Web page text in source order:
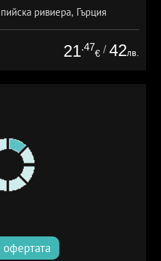
ривиера, Гърция
21.47
€ / 42лв.
офертата